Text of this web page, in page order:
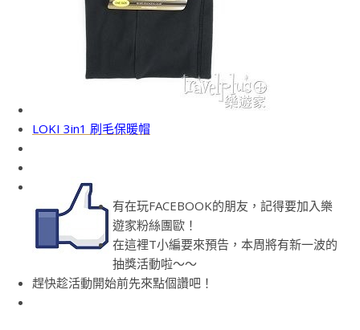
LOKI 3in1 刷毛保暖帽
有在玩FACEBOOK的朋友，記得要加入樂
遊家粉絲團歐！
在這裡T小編要來預告，本周將有新一波的
抽獎活動啦～～
趕快趁活動開始前先來點個讚吧！